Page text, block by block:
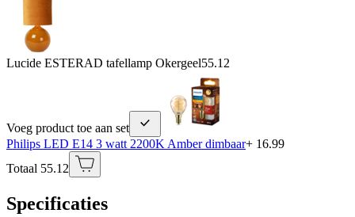
Lucide ESTERAD tafellamp Okergeel55.12
Voeg product toe aan set
Philips LED E14 3 watt 2200K Amber dimbaar+ 16.99
Totaal 55.12
Specificaties